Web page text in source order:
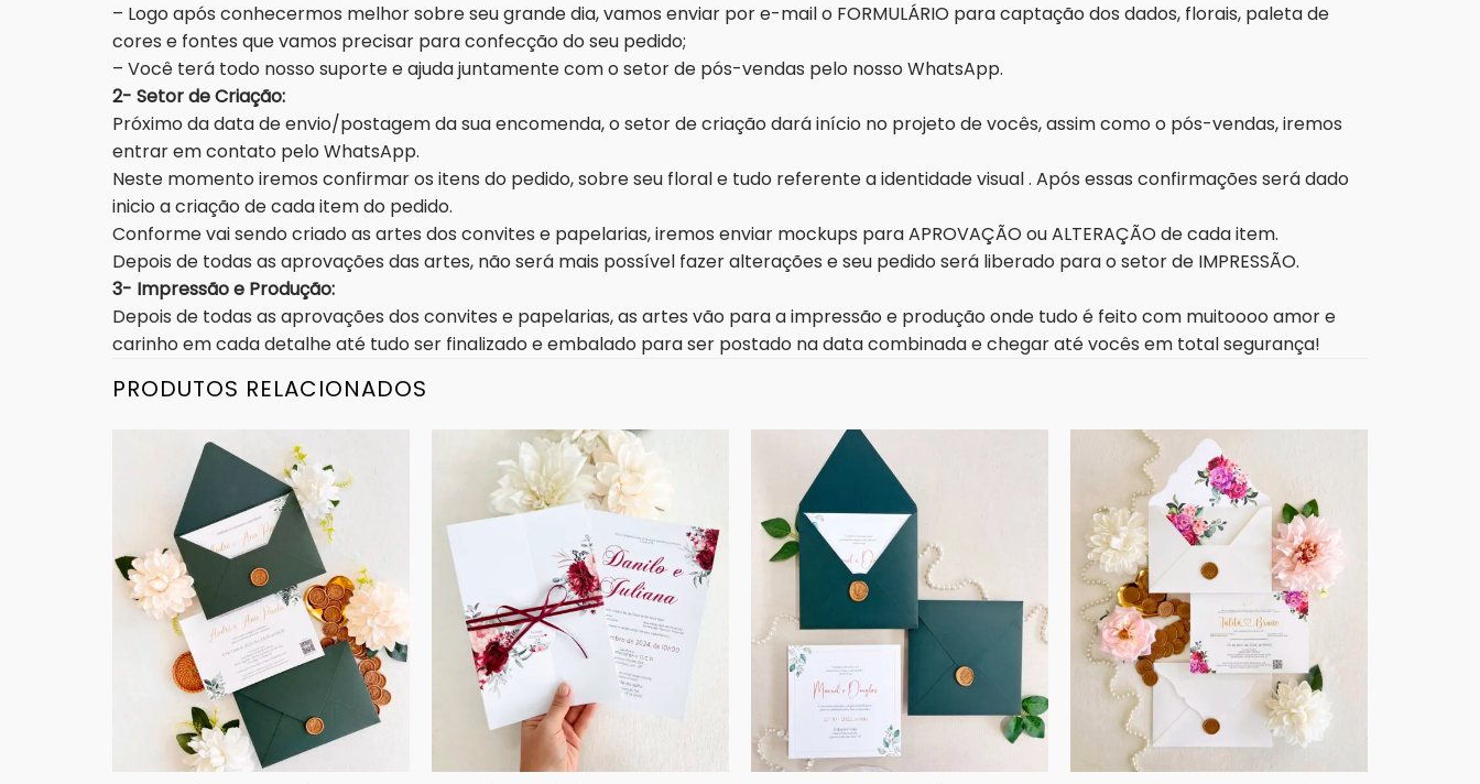
– Logo após conhecermos melhor sobre seu grande dia, vamos enviar por e-mail o FORMULÁRIO para captação dos dados, florais, paleta de
cores e fontes que vamos precisar para confecção do seu pedido;
– Você terá todo nosso suporte e ajuda juntamente com o setor de pós-vendas pelo nosso WhatsApp.
2- Setor de Criação:
Próximo da data de envio/postagem da sua encomenda, o setor de criação dará início no projeto de vocês, assim como o pós-vendas, iremos
entrar em contato pelo WhatsApp.
Neste momento iremos confirmar os itens do pedido, sobre seu floral e tudo referente a identidade visual . Após essas confirmações será dado
inicio a criação de cada item do pedido.
Conforme vai sendo criado as artes dos convites e papelarias, iremos enviar mockups para APROVAÇÃO ou ALTERAÇÃO de cada item.
Depois de todas as aprovações das artes, não será mais possível fazer alterações e seu pedido será liberado para o setor de IMPRESSÃO.
3- Impressão e Produção:
Depois de todas as aprovações dos convites e papelarias, as artes vão para a impressão e produção onde tudo é feito com muitoooo amor e
carinho em cada detalhe até tudo ser finalizado e embalado para ser postado na data combinada e chegar até vocês em total segurança!
PRODUTOS RELACIONADOS